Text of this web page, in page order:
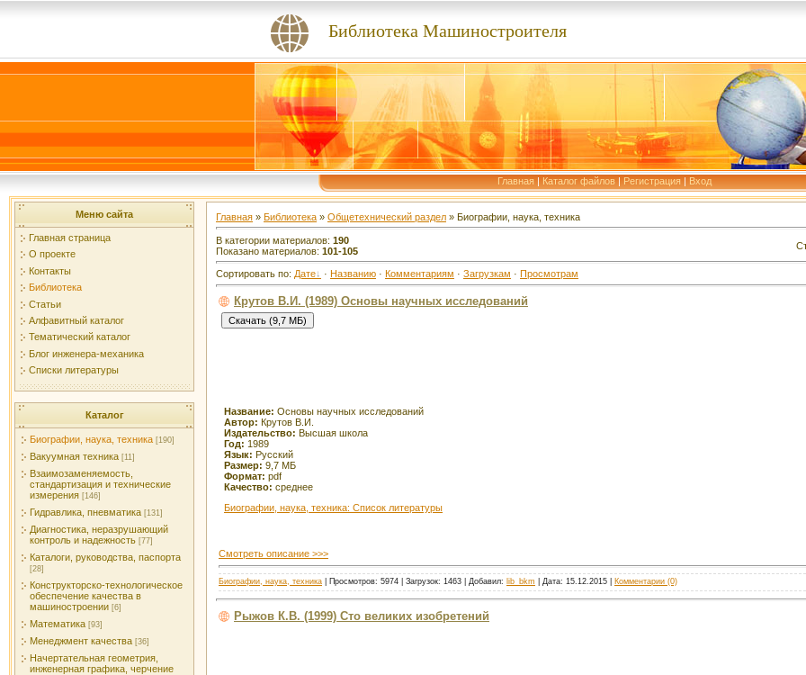
Библиотека Машиностроителя
Главная | Каталог файлов | Регистрация | Вход
Меню сайта
Главная страница
О проекте
Контакты
Библиотека
Статьи
Алфавитный каталог
Тематический каталог
Блог инженера-механика
Списки литературы
Каталог
Биографии, наука, техника [190]
Вакуумная техника [11]
Взаимозаменяемость,
стандартизация и технические
измерения [146]
Гидравлика, пневматика [131]
Диагностика, неразрушающий
контроль и надежность [77]
Каталоги, руководства, паспорта
[28]
Конструкторско-технологическое
обеспечение качества в
машиностроении [6]
Математика [93]
Менеджмент качества [36]
Начертательная геометрия,
инженерная графика, черчение
Главная » Библиотека » Общетехнический раздел » Биографии, наука, техника
В категории материалов: 190
Показано материалов: 101-105
Сортировать по: Дате · Названию · Комментариям · Загрузкам · Просмотрам
Крутов В.И. (1989) Основы научных исследований
Название: Основы научных исследований
Автор: Крутов В.И.
Издательство: Высшая школа
Год: 1989
Язык: Русский
Размер: 9,7 МБ
Формат: pdf
Качество: среднее
Биографии, наука, техника: Список литературы
Смотреть описание >>>
Биографии, наука, техника | Просмотров: 5974 | Загрузок: 1463 | Добавил: lib_bkm | Дата: 15.12.2015 Комментарии (0)
Рыжов К.В. (1999) Сто великих изобретений